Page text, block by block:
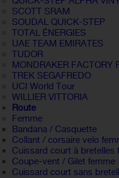
SCOTT SRAM
SOUDAL QUICK-STEP
TOTAL ÉNERGIES
UAE TEAM EMIRATES
TUDOR
MONDRAKER FACTORY
TREK SEGAFREDO
UCI World Tour
WILLIER VITTORIA
Route
Femme
Bandana / Casquette
Collant / corsaire velo
Cuissard court à bretelles
Coupe-vent / Gilet femme
Cuissard court sans